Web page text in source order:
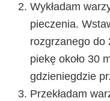
Wykładam
pieczenia.
rozgrzanego do
piekę około 30
gdzieniegdzie
Przekładam